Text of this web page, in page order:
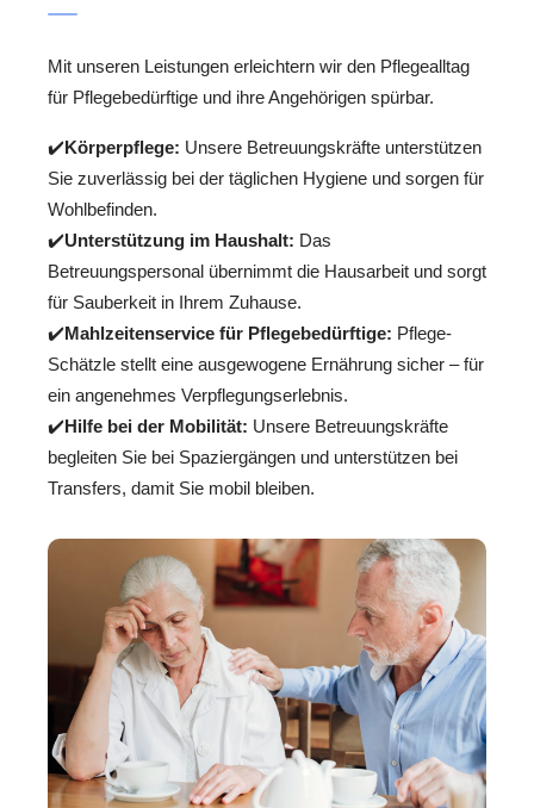
Mit unseren Leistungen erleichtern wir den Pflegealltag
für Pflegebedürftige und ihre Angehörigen spürbar.
✔️Körperpflege: Unsere Betreuungskräfte unterstützen
Sie zuverlässig bei der täglichen Hygiene und sorgen für
Wohlbefinden.
✔️Unterstützung im Haushalt: Das
Betreuungspersonal übernimmt die Hausarbeit und sorgt
für Sauberkeit in Ihrem Zuhause.
✔️Mahlzeitenservice für Pflegebedürftige: Pflege-
Schätzle stellt eine ausgewogene Ernährung sicher – für
ein angenehmes Verpflegungserlebnis.
✔️Hilfe bei der Mobilität: Unsere Betreuungskräfte
begleiten Sie bei Spaziergängen und unterstützen bei
Transfers, damit Sie mobil bleiben.